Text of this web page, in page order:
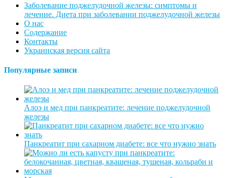
Заболевание поджелудочной железы: симптомы и
лечение. Диета при заболевании поджелудочной железы
О нас
Содержание
Контакты
Украинская версия сайта
Популярные записи
Алоэ и мед при панкреатите: лечение поджелудочной
железы
Панкреатит при сахарном диабете: все что нужно знать